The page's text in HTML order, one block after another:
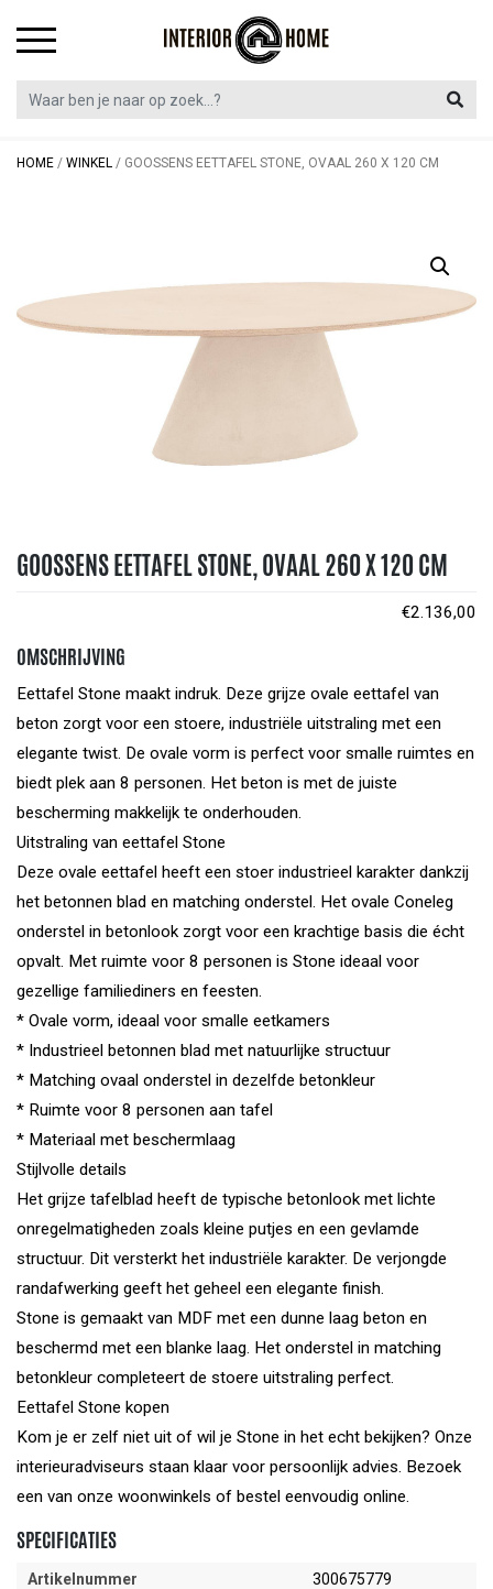
HOME / WINKEL / GOOSSENS EETTAFEL STONE, OVAAL 260 X 120 CM
GOOSSENS EETTAFEL STONE, OVAAL 260 X 120 CM
€2.136,00
OMSCHRIJVING
Eettafel Stone maakt indruk. Deze grijze ovale eettafel van
beton zorgt voor een stoere, industriële uitstraling met een
elegante twist. De ovale vorm is perfect voor smalle ruimtes en
biedt plek aan 8 personen. Het beton is met de juiste
bescherming makkelijk te onderhouden.
Uitstraling van eettafel Stone
Deze ovale eettafel heeft een stoer industrieel karakter dankzij
het betonnen blad en matching onderstel. Het ovale Coneleg
onderstel in betonlook zorgt voor een krachtige basis die écht
opvalt. Met ruimte voor 8 personen is Stone ideaal voor
gezellige familiediners en feesten.
* Ovale vorm, ideaal voor smalle eetkamers
* Industrieel betonnen blad met natuurlijke structuur
* Matching ovaal onderstel in dezelfde betonkleur
* Ruimte voor 8 personen aan tafel
* Materiaal met beschermlaag
Stijlvolle details
Het grijze tafelblad heeft de typische betonlook met lichte
onregelmatigheden zoals kleine putjes en een gevlamde
structuur. Dit versterkt het industriële karakter. De verjongde
randafwerking geeft het geheel een elegante finish.
Stone is gemaakt van MDF met een dunne laag beton en
beschermd met een blanke laag. Het onderstel in matching
betonkleur completeert de stoere uitstraling perfect.
Eettafel Stone kopen
Kom je er zelf niet uit of wil je Stone in het echt bekijken? Onze
interieuradviseurs staan klaar voor persoonlijk advies. Bezoek
een van onze woonwinkels of bestel eenvoudig online.
SPECIFICATIES
Artikelnummer
300675779